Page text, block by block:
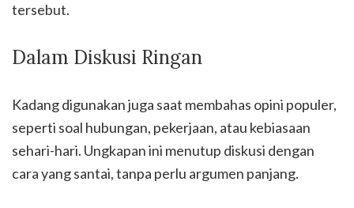
tersebut.
Dalam Diskusi Ringan
Kadang digunakan juga saat membahas opini populer,
seperti soal hubungan, pekerjaan, atau kebiasaan
sehari-hari. Ungkapan ini menutup diskusi dengan
cara yang santai, tanpa perlu argumen panjang.